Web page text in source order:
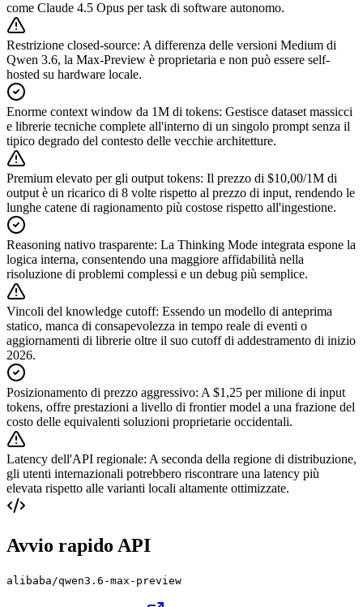
come Claude 4.5 Opus per task di software autonomo.
Restrizione closed-source: A differenza delle versioni Medium di
Qwen 3.6, la Max-Preview è proprietaria e non può essere self-
hosted su hardware locale.
Enorme context window da 1M di tokens: Gestisce dataset massicci
e librerie tecniche complete all'interno di un singolo prompt senza il
tipico degrado del contesto delle vecchie architetture.
Premium elevato per gli output tokens: Il prezzo di $10,00/1M di
output è un ricarico di 8 volte rispetto al prezzo di input, rendendo le
lunghe catene di ragionamento più costose rispetto all'ingestione.
Reasoning nativo trasparente: La Thinking Mode integrata espone la
logica interna, consentendo una maggiore affidabilità nella
risoluzione di problemi complessi e un debug più semplice.
Vincoli del knowledge cutoff: Essendo un modello di anteprima
statico, manca di consapevolezza in tempo reale di eventi o
aggiornamenti di librerie oltre il suo cutoff di addestramento di inizio
2026.
Posizionamento di prezzo aggressivo: A $1,25 per milione di input
tokens, offre prestazioni a livello di frontier model a una frazione del
costo delle equivalenti soluzioni proprietarie occidentali.
Latency dell'API regionale: A seconda della regione di distribuzione,
gli utenti internazionali potrebbero riscontrare una latency più
elevata rispetto alle varianti locali altamente ottimizzate.
Avvio rapido API
alibaba/qwen3.6-max-preview